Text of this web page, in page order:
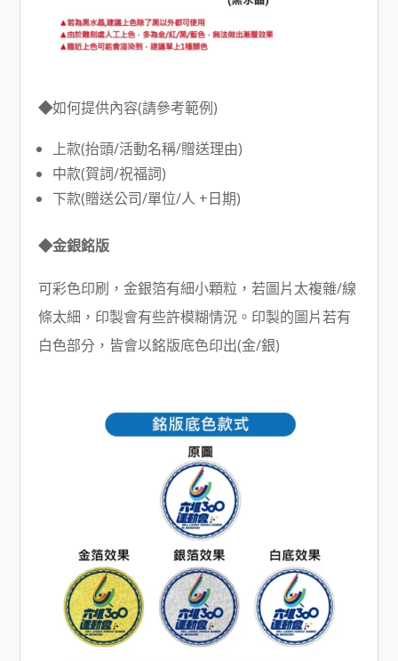
◆如何提供內容(請參考範例)
上款(抬頭/活動名稱/贈送理由)
中款(賀詞/祝福詞)
下款(贈送公司/單位/人 +日期)
◆金銀銘版
可彩色印刷，金銀箔有細小顆粒，若圖片太複雜/線
條太細，印製會有些許模糊情況。印製的圖片若有
白色部分，皆會以銘版底色印出(金/銀)